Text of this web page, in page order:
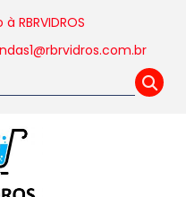
à RBRVIDROS